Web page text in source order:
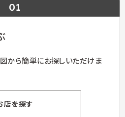
01
から簡単にお探しいただけま
店を探す